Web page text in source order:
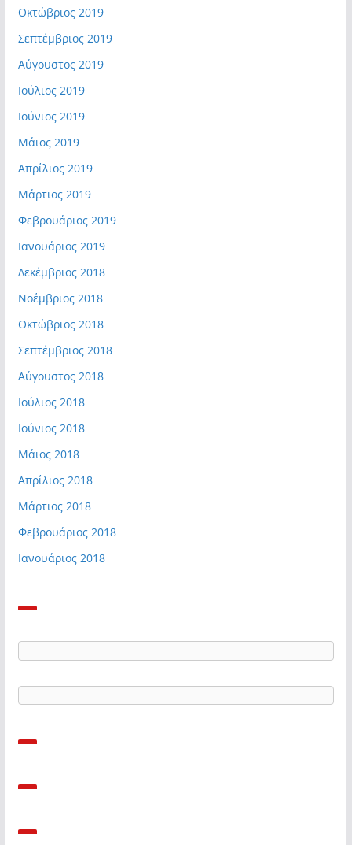
Οκτώβριος 2019
Σεπτέμβριος 2019
Αύγουστος 2019
Ιούλιος 2019
Ιούνιος 2019
Μάιος 2019
Απρίλιος 2019
Μάρτιος 2019
Φεβρουάριος 2019
Ιανουάριος 2019
Δεκέμβριος 2018
Νοέμβριος 2018
Οκτώβριος 2018
Σεπτέμβριος 2018
Αύγουστος 2018
Ιούλιος 2018
Ιούνιος 2018
Μάιος 2018
Απρίλιος 2018
Μάρτιος 2018
Φεβρουάριος 2018
Ιανουάριος 2018